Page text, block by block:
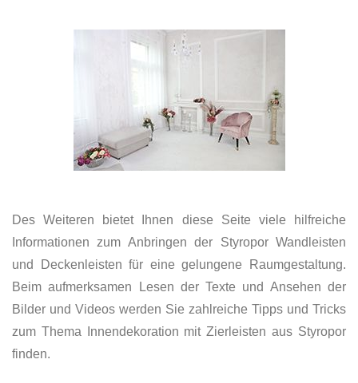
Des Weiteren bietet Ihnen diese Seite viele hilfreiche
Informationen zum Anbringen der Styropor Wandleisten
und Deckenleisten für eine gelungene Raumgestaltung.
Beim aufmerksamen Lesen der Texte und Ansehen der
Bilder und Videos werden Sie zahlreiche Tipps und Tricks
zum Thema Innendekoration mit Zierleisten aus Styropor
finden.